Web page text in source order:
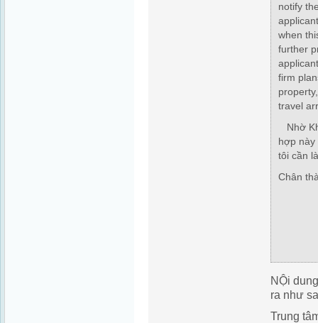
notify
when
further
firm
travel
Nhờ
hợp này
tôi cần
Chân
NỘi
ra như
Trung